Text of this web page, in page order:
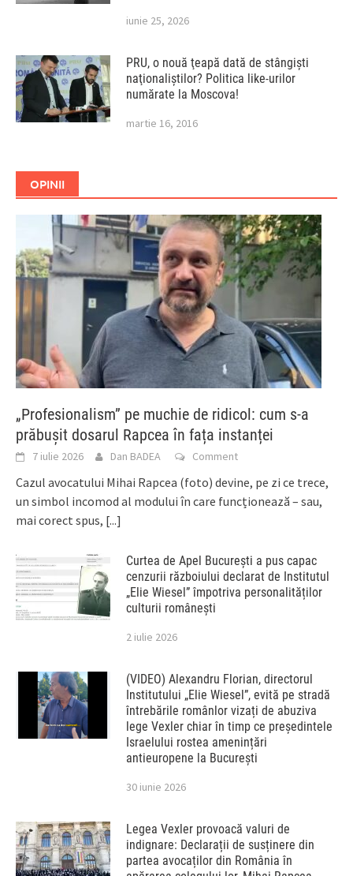
iunie 25, 2026
PRU, o nouă ţeapă dată de stângişti
naţionaliştilor? Politica like-urilor
numărate la Moscova!
martie 16, 2016
OPINII
„Profesionalism” pe muchie de ridicol: cum s-a
prăbușit dosarul Rapcea în fața instanței
7 iulie 2026 Dan BADEA Comment
Cazul avocatului Mihai Rapcea (foto) devine, pe zi ce trece,
un simbol incomod al modului în care funcționează – sau,
mai corect spus, [...]
Curtea de Apel București a pus capac
cenzurii războiului declarat de Institutul
„Elie Wiesel” împotriva personalităților
culturii românești
2 iulie 2026
(VIDEO) Alexandru Florian, directorul
Institutului „Elie Wiesel”, evită pe stradă
întrebările românlor vizați de abuziva
lege Vexler chiar în timp ce președintele
Israelului rostea amenințări
antieuropene la București
30 iunie 2026
Legea Vexler provoacă valuri de
indignare: Declarații de susținere din
partea avocaților din România în